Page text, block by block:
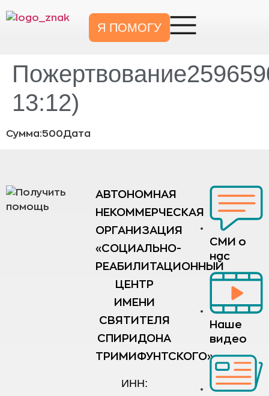
Я ПОМОГУ
13:12)
Сумма:500Дата
АВТОНОМНАЯ
НЕКОММЕРЧЕСКАЯ
ОРГАНИЗАЦИЯ
«СОЦИАЛЬНО-
РЕАБИЛИТАЦИОННЫЙ
ЦЕНТР
ИМЕНИ
СВЯТИТЕЛЯ
СПИРИДОНА
ТРИМИФУНТСКОГО»
ИНН:
СМИ о
нас
Наше
видео